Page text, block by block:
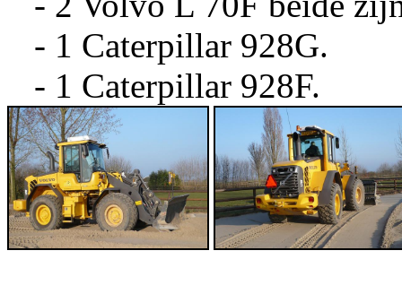
- 1 Caterpillar 928G.
- 1 Caterpillar 928F.